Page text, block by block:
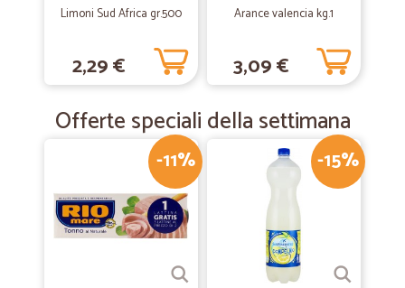
— Aurelio T.
Sto assaggiando e mi sembra tutto ottimo
Limoni Sud Africa gr.500
2,29 €
Arance valencia kg.1
3,09 €
Offerte speciali della settimana
-11% -15%